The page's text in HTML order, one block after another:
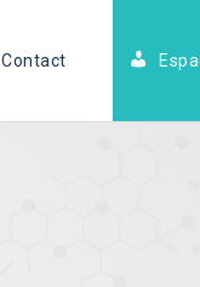
Contact